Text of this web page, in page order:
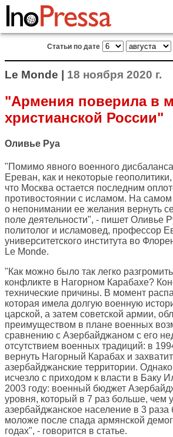
Статьи по дате
Le Monde | 18 ноября 2020 г.
"Армения поверила в
христианской России"
Оливье Руа
"Помимо явного военного
Ереван, как и некоторые
что Москва остается последним
противостоянии с исламом. На
о непонимании ее желания вернуть
поле деятельности", - пишет Оливье
политолог и исламовед, профессор
университетского института во
Le Monde.
"Как можно было так легко
конфликте в Нагорном Карабахе?
технические причины. В момент
которая имела долгую военную
царской, а затем советской армии,
преимуществом в плане военных
сравнению с Азербайджаном с его
отсутствием военных традиций: в
вернуть Нагорный Карабах и
азербайджанские территории.
исчезло с приходом к власти в Баку
2003 году: военный бюджет
уровня, который в 7 раз больше, чем
азербайджанское население в 3
моложе после спада армянской
годах", - говорится в статье.